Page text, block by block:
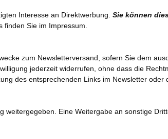
Interesse an Direktwerbung. Sie können
finden Sie im Impressum.
zum Newsletterversand, sofern Sie dem
jederzeit widerrufen, ohne dass die
des entsprechenden Links im Newsletter
Eine Weitergabe an sonstige